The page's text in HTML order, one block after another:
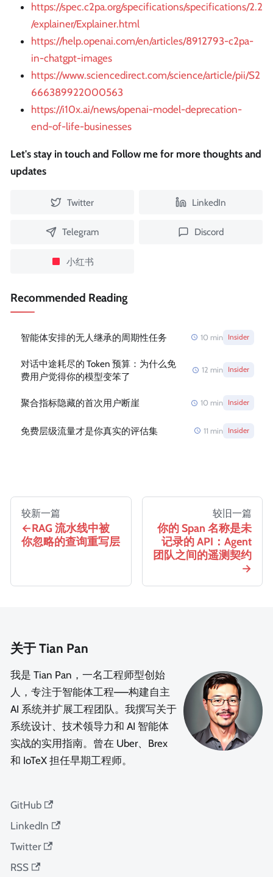
https://spec.c2pa.org/specifications/specifications/2.2
/explainer/Explainer.html
https://help.openai.com/en/articles/8912793-c2pa-
in-chatgpt-images
https://www.sciencedirect.com/science/article/pii/S2
666389922000563
https://i10x.ai/news/openai-model-deprecation-
end-of-life-businesses
Let's stay in touch and Follow me for more thoughts and
updates
Twitter LinkedIn
Telegram Discord
小红书
Recommended Reading
智能体安排的无人继承的周期性任务 10 min Insider
对话中途耗尽的 Token 预算：为什么免
费用户觉得你的模型变笨了
12 min Insider
聚合指标隐藏的首次用户断崖 10 min Insider
免费层级流量才是你真实的评估集 11 min Insider
较新一篇
RAG 流水线中被
你忽略的查询重写层
较旧一篇
你的 Span 名称是未
记录的 API：Agent
团队之间的遥测契约
关于 Tian Pan
我是 Tian Pan，一名工程师型创始
人，专注于智能体工程——构建自主
AI 系统并扩展工程团队。我撰写关于
系统设计、技术领导力和 AI 智能体
实战的实用指南。曾在 Uber、Brex
和 IoTeX 担任早期工程师。
GitHub
LinkedIn
Twitter
RSS